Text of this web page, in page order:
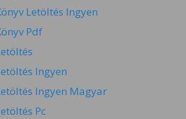
Letöltés Ingyen
Pdf
Ingyen
Ingyen Magyar
Pc